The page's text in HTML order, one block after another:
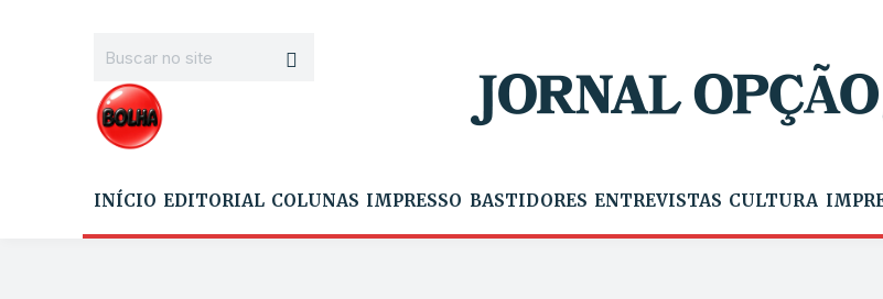
INÍCIO EDITORIAL COLUNAS IMPRESSO BASTIDORES ENTREVISTAS CULTURA